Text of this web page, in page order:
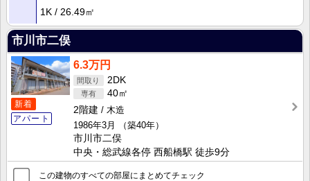
1K
26.49㎡
市川市二俣
新着
アパート
6.3万円
2DK
40㎡
2階建
木造
1986年3月
（築40年）
市川市二俣
中央・総武線各停 西船橋駅 徒歩9分
この建物のすべての部屋にまとめてチェック